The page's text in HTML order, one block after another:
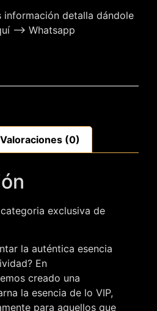
información detalla dándole
–> Whatsapp
Valoraciones (0)
exclusiva de
la auténtica esencia
En
creado una
la esencia de lo VIP,
para aquellos que